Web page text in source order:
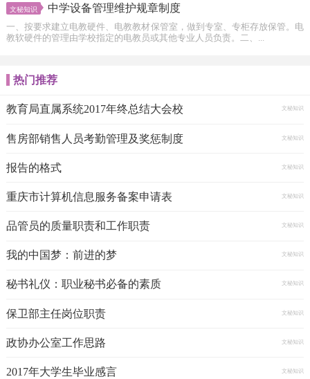
文秘知识 中学设备管理维护规章制度
一、按要求建立电教硬件、电教教材保管室，做到专室、专柜存放保管。电
教软硬件的管理由学校指定的电教员或其他专业人员负责。二、...
热门推荐
教育局直属系统2017年终总结大会校 文秘知识
售房部销售人员考勤管理及奖惩制度 文秘知识
报告的格式 文秘知识
重庆市计算机信息服务备案申请表 文秘知识
品管员的质量职责和工作职责 文秘知识
我的中国梦：前进的梦 文秘知识
秘书礼仪：职业秘书必备的素质 文秘知识
保卫部主任岗位职责 文秘知识
政协办公室工作思路 文秘知识
2017年大学生毕业感言 文秘知识